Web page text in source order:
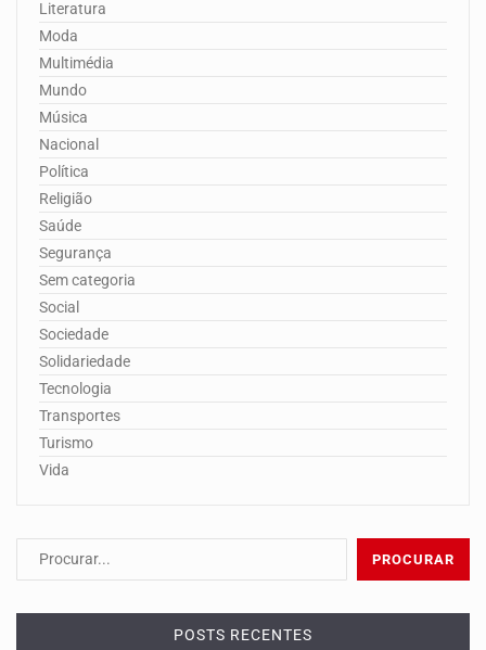
Literatura
Moda
Multimédia
Mundo
Música
Nacional
Política
Religião
Saúde
Segurança
Sem categoria
Social
Sociedade
Solidariedade
Tecnologia
Transportes
Turismo
Vida
POSTS RECENTES